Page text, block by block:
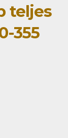
teljes
355